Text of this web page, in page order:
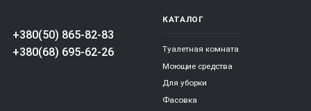
+380(50) 865-82-83
+380(68) 695-62-26
КАТАЛОГ
Туалетная комната
Моющие средства
Для уборки
Фасовка